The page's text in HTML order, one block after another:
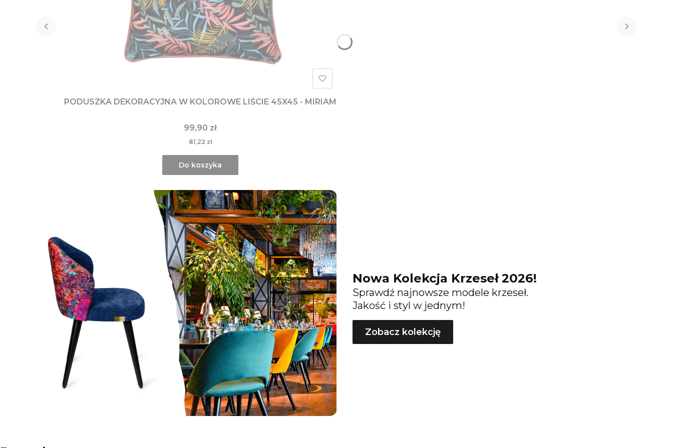
PODUSZKA DEKORACYJNA W KOLOROWE LIŚCIE 45X45 - MIRIAM
99,90 zł
81,22 zł
Do koszyka
Nowa Kolekcja Krzeseł 2026!
Sprawdź najnowsze modele krzeseł.
Jakość i styl w jednym!
Zobacz kolekcję